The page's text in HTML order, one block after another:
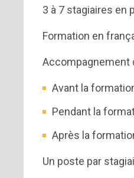
3 à 7 stagiaires en
Formation en
Accompagnement
Avant la
Pendant la
Après la
Un poste par